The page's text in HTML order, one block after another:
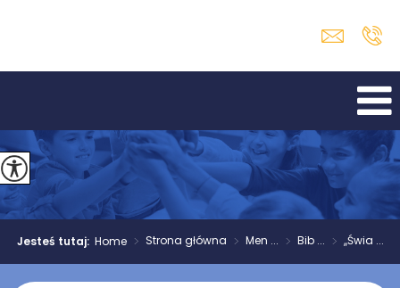
Jesteś tutaj:Home > Strona główna > Men ... > Bib ... > ,,Świa ...